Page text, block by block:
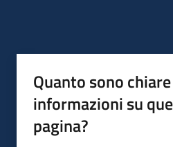
Quanto sono
informazioni su
pagina?